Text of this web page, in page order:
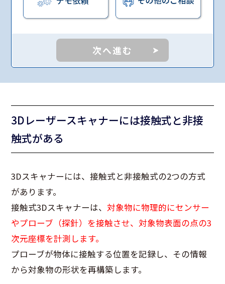
次へ進む
3Dレーザースキャナーには接触式と非接
触式がある
3Dスキャナーには、接触式と非接触式の2つの方式
があります。
接触式3Dスキャナーは、対象物に物理的にセンサー
やプローブ（探針）を接触させ、対象物表面の点の3
次元座標を計測します。
プローブが物体に接触する位置を記録し、その情報
から対象物の形状を再構築します。